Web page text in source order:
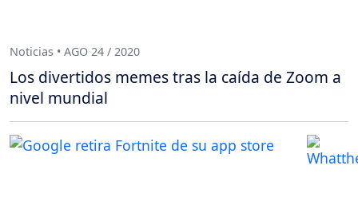
Noticias • AGO 24 / 2020
Los divertidos memes tras la caída de Zoom a
nivel mundial